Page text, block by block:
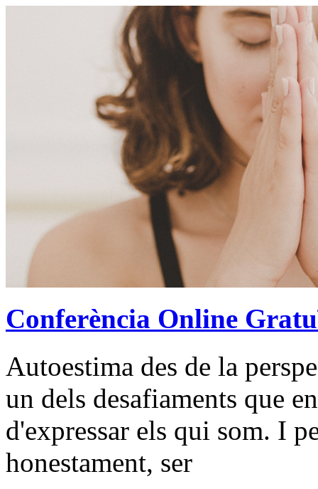
Conferència Online
Autoestima des de la
un dels desafiaments que
d'expressar els qui som. I
honestament, ser